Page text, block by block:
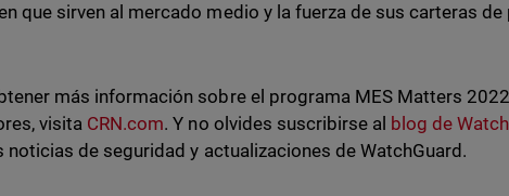
que sirven al mercado medio y la fuerza de sus carteras
más información sobre el programa MES Matters
visita CRN.com. Y no olvides suscribirse al blog de
noticias de seguridad y actualizaciones de WatchGuard.